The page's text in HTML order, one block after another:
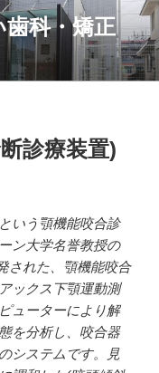
科・矯正
診療装置)
いう顎機能咬合診
ン大学名誉教授の
された、顎機能咬合
ックス下顎運動測
ューターにより解
を分析し、咬合器
システムです。見